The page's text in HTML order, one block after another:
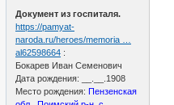
Документ из госпиталя.
https://pamyat-
naroda.ru/heroes/memoria …
al62598664 :
Бокарев Иван Семенович
Дата рождения: __.__.1908
Место рождения: Пензенская